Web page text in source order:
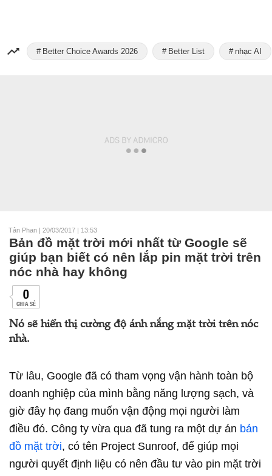
Better Choice Awards 2026 Better List nhạc AI
Tân Phan | 20/03/2017 | 13:53
Bản đồ mặt trời mới nhất từ Google sẽ
giúp bạn biết có nên lắp pin mặt trời trên
nóc nhà hay không
0
CHIA SẺ
Nó sẽ hiển thị cường độ ánh nắng mặt trời trên nóc
nhà.
Từ lâu, Google đã có tham vọng vận hành toàn bộ
doanh nghiệp của mình bằng năng lượng sạch, và
giờ đây họ đang muốn vận động mọi người làm
điều đó. Công ty vừa qua đã tung ra một dự án bản
đồ mặt trời, có tên Project Sunroof, để giúp mọi
người quyết định liệu có nên đầu tư vào pin mặt trời